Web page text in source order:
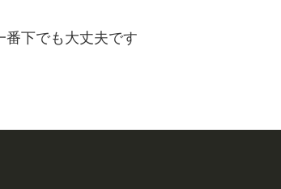
番下でも大丈夫です